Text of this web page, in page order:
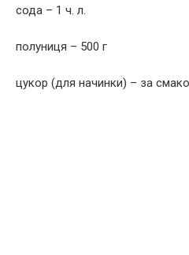
сода – 1 ч. л.
полуниця – 500 г
цукор (для начинки) – за